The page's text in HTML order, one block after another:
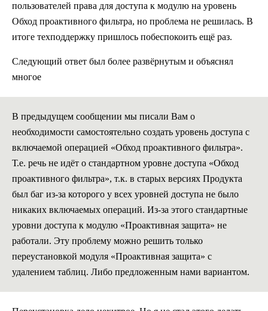
пользователей права для доступа к модулю на уровень
Обход проактивного фильтра, но проблема не решилась. В
итоге техподдержку пришлось побеспокоить ещё раз.
Следующий ответ был более развёрнутым и объяснял
многое
В предыдущем сообщении мы писали Вам о
необходимости самостоятельно создать уровень доступа с
включаемой операцией «Обход проактивного фильтра».
Т.е. речь не идёт о стандартном уровне доступа «Обход
проактивного фильтра», т.к. в старых версиях Продукта
был баг из-за которого у всех уровней доступа не было
никаких включаемых операций. Из-за этого стандартные
уровни доступа к модулю «Проактивная защита» не
работали. Эту проблему можно решить только
переустановкой модуля «Проактивная защита» с
удалением таблиц. Либо предложенным нами вариантом.